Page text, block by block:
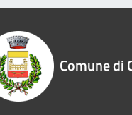
Comune di